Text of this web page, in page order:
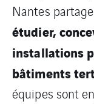
Nantes
étudier,
installations
bâtiments
équipes sont